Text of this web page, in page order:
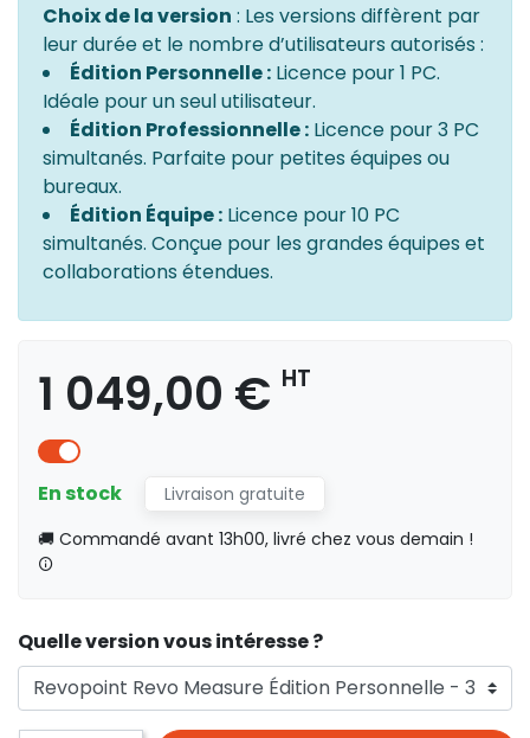
Choix de la version : Les versions diffèrent par
leur durée et le nombre d’utilisateurs autorisés :
Édition Personnelle : Licence pour 1 PC.
Idéale pour un seul utilisateur.
Édition Professionnelle : Licence pour 3 PC
simultanés. Parfaite pour petites équipes ou
bureaux.
Édition Équipe : Licence pour 10 PC
simultanés. Conçue pour les grandes équipes et
collaborations étendues.
1 049,00 € HT
En stock
Livraison gratuite
🚚 Commandé avant 13h00, livré chez vous demain !
Quelle version vous intéresse ?